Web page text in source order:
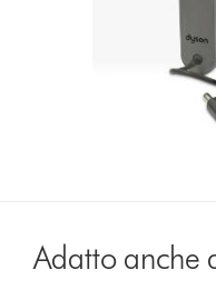
Adatto anche